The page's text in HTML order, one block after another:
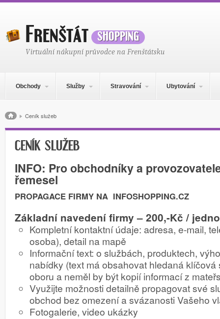
Frenštátshopping
Virtuální nákupní průvodce na Frenštátsku
Obchody Služby Stravování Ubytování
Drobečková navigace
Ceník služeb
CENÍK SLUŽEB
INFO: Pro obchodníky a
řemesel
PROPAGACE FIRMY NA INFOSHOPPING.CZ
Základní navedení firmy – 200,-Kč /
Kompletní kontaktní údaje: adresa, e-mail,
osoba), detail na mapě
Informační text: o službách, produktech,
nabídky (text má obsahovat hledaná klíčová
oboru a neměl by být kopií informací z
Využijte možnosti detailně propagovat své
obchod bez omezení a svázanosti Vašeho
Fotogalerie, video ukázky